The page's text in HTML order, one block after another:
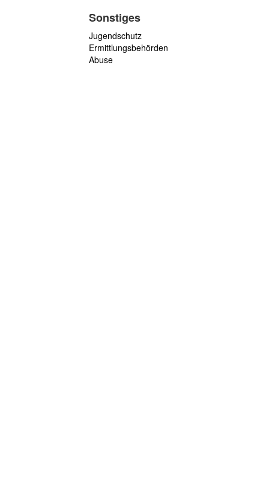
Sonstiges
Jugendschutz
Ermittlungsbehörden
Abuse